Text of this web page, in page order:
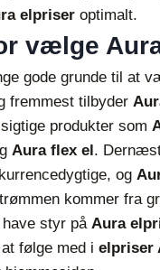
elpriser optimalt.
vælge
gode grunde til at
fremmest tilbyder
produkter som
Aura flex el.
og
kommer fra
styr på Aura
følge med i elpriser